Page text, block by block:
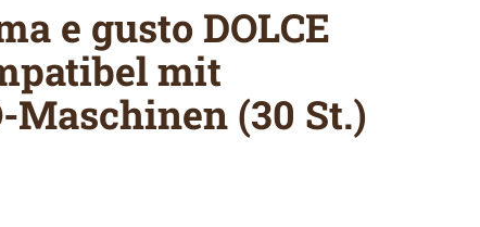
e gusto DOLCE
mit
Maschinen (30 St.)